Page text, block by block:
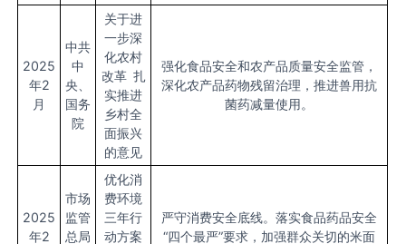
2025
年2
月
中共
中
央、
国务
院
关于进
一步深
化农村
改革 扎
实推进
乡村全
面振兴
的意见
强化食品安全和农产品质量安全监管，
深化农产品药物残留治理，推进兽用抗
菌药减量使用。
2025
年2
市场
监管
总局
优化消
费环境
三年行
动方案
严守消费安全底线。落实食品药品安全
“四个最严”要求，加强群众关切的米面